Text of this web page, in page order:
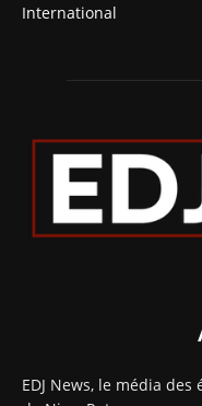
International
EDJ News, le média